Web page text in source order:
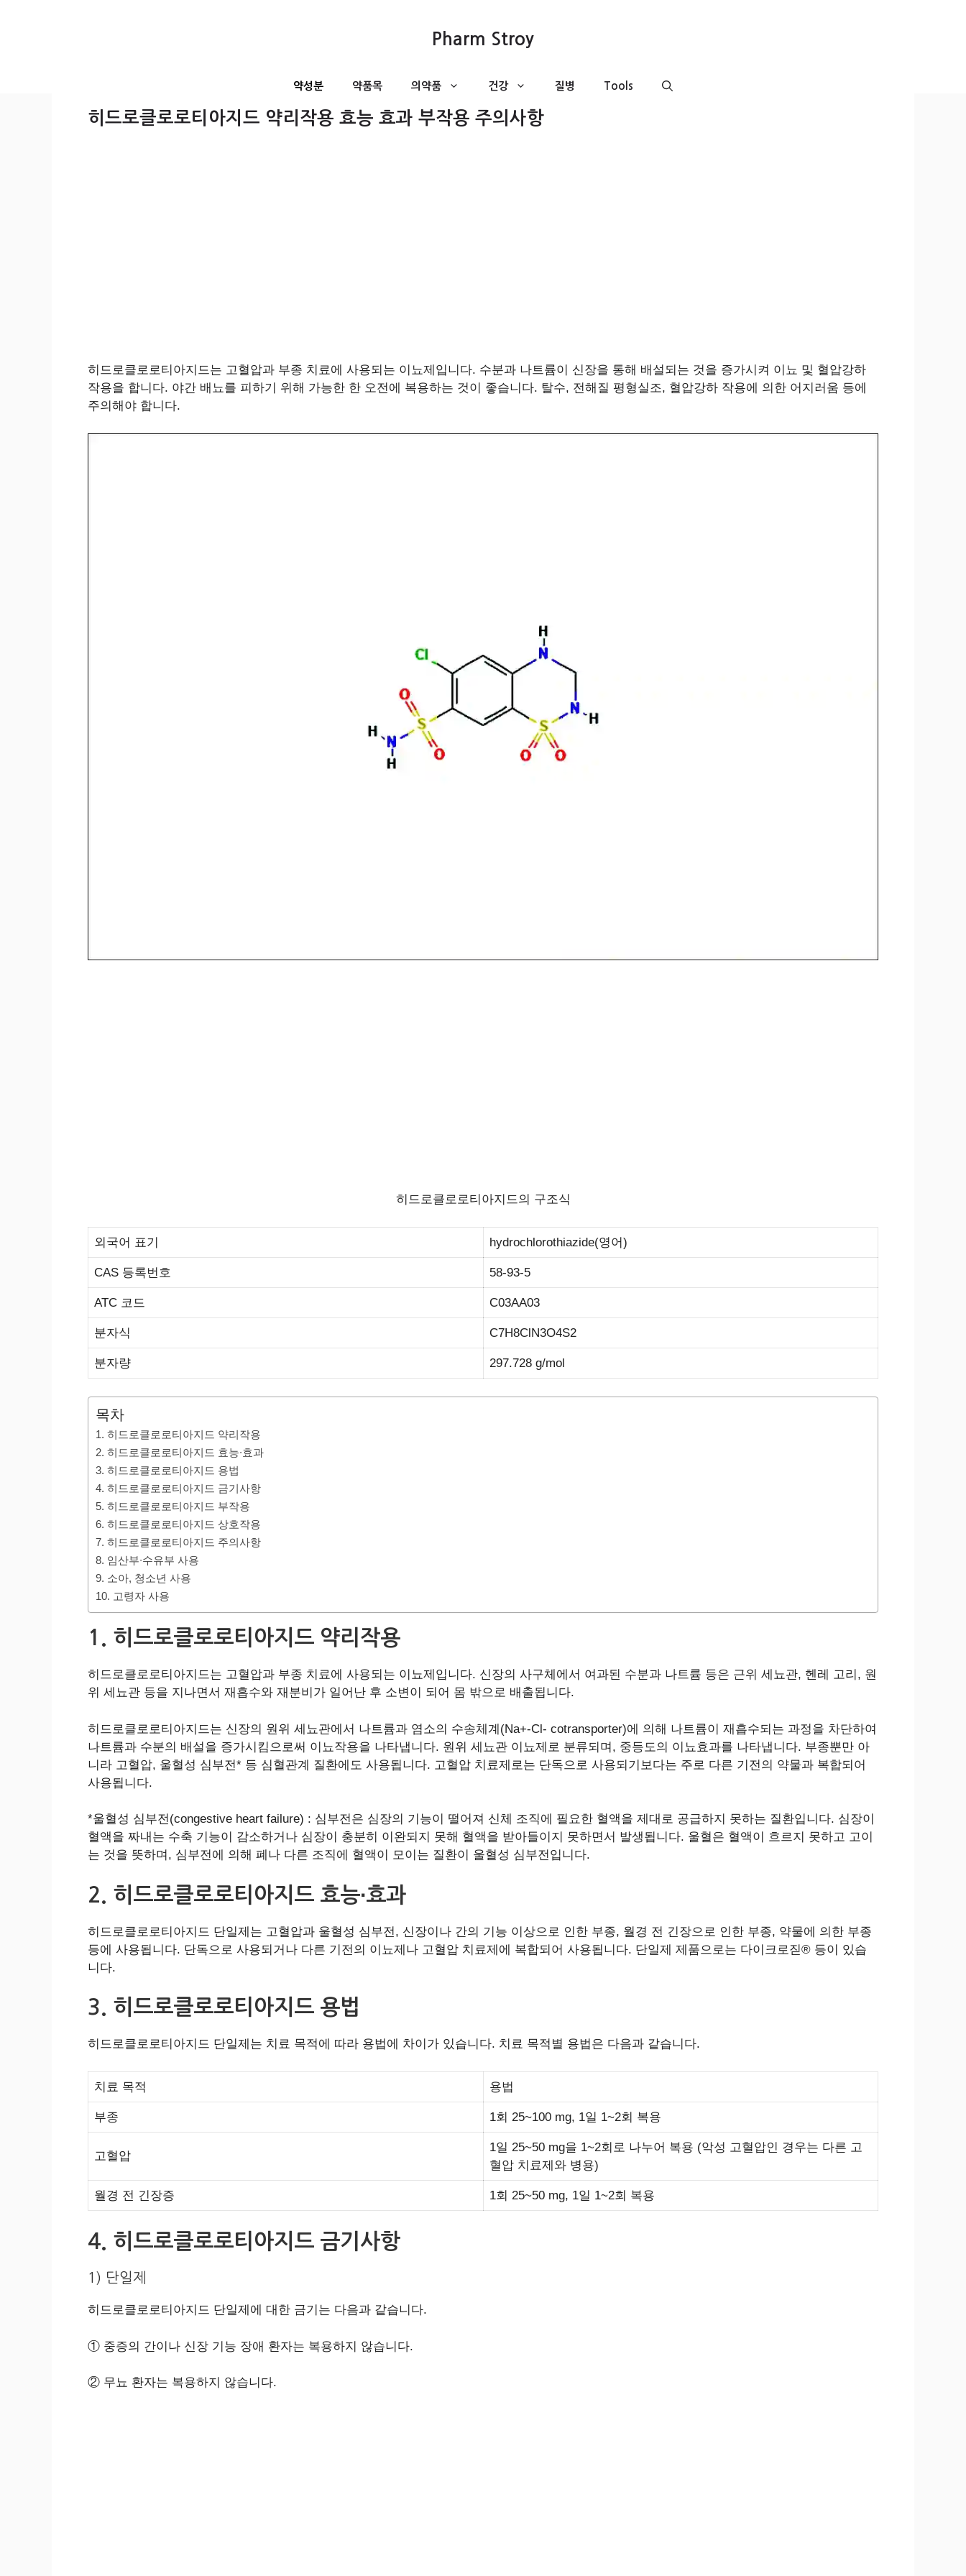
Pharm Stroy
약성분 약품목 의약품 건강 질병 Tools
히드로클로로티아지드 약리작용 효능 효과 부작용 주의사항
히드로클로로티아지드는 고혈압과 부종 치료에 사용되는 이뇨제입니다. 수분과 나트륨이 신장을 통해 배설되는 것을 증가시켜 이뇨 및 혈압강하
작용을 합니다. 야간 배뇨를 피하기 위해 가능한 한 오전에 복용하는 것이 좋습니다. 탈수, 전해질 평형실조, 혈압강하 작용에 의한 어지러움 등에
주의해야 합니다.
히드로클로로티아지드의 구조식
외국어 표기 hydrochlorothiazide(영어)
CAS 등록번호 58-93-5
ATC 코드 C03AA03
분자식 C7H8ClN3O4S2
분자량 297.728 g/mol
목차
1. 히드로클로로티아지드 약리작용
2. 히드로클로로티아지드 효능∙효과
3. 히드로클로로티아지드 용법
4. 히드로클로로티아지드 금기사항
5. 히드로클로로티아지드 부작용
6. 히드로클로로티아지드 상호작용
7. 히드로클로로티아지드 주의사항
8. 임산부∙수유부 사용
9. 소아, 청소년 사용
10. 고령자 사용
1. 히드로클로로티아지드 약리작용
히드로클로로티아지드는 고혈압과 부종 치료에 사용되는 이뇨제입니다. 신장의 사구체에서 여과된 수분과 나트륨 등은 근위 세뇨관, 헨레 고리, 원
위 세뇨관 등을 지나면서 재흡수와 재분비가 일어난 후 소변이 되어 몸 밖으로 배출됩니다.
히드로클로로티아지드는 신장의 원위 세뇨관에서 나트륨과 염소의 수송체계(Na+-Cl- cotransporter)에 의해 나트륨이 재흡수되는 과정을 차단하여
나트륨과 수분의 배설을 증가시킴으로써 이뇨작용을 나타냅니다. 원위 세뇨관 이뇨제로 분류되며, 중등도의 이뇨효과를 나타냅니다. 부종뿐만 아
니라 고혈압, 울혈성 심부전* 등 심혈관계 질환에도 사용됩니다. 고혈압 치료제로는 단독으로 사용되기보다는 주로 다른 기전의 약물과 복합되어
사용됩니다.
*울혈성 심부전(congestive heart failure) : 심부전은 심장의 기능이 떨어져 신체 조직에 필요한 혈액을 제대로 공급하지 못하는 질환입니다. 심장이
혈액을 짜내는 수축 기능이 감소하거나 심장이 충분히 이완되지 못해 혈액을 받아들이지 못하면서 발생됩니다. 울혈은 혈액이 흐르지 못하고 고이
는 것을 뜻하며, 심부전에 의해 폐나 다른 조직에 혈액이 모이는 질환이 울혈성 심부전입니다.
2. 히드로클로로티아지드 효능∙효과
히드로클로로티아지드 단일제는 고혈압과 울혈성 심부전, 신장이나 간의 기능 이상으로 인한 부종, 월경 전 긴장으로 인한 부종, 약물에 의한 부종
등에 사용됩니다. 단독으로 사용되거나 다른 기전의 이뇨제나 고혈압 치료제에 복합되어 사용됩니다. 단일제 제품으로는 다이크로짇® 등이 있습
니다.
3. 히드로클로로티아지드 용법
히드로클로로티아지드 단일제는 치료 목적에 따라 용법에 차이가 있습니다. 치료 목적별 용법은 다음과 같습니다.
치료 목적 용법
부종 1회 25~100 mg, 1일 1~2회 복용
고혈압
1일 25~50 mg을 1~2회로 나누어 복용 (악성 고혈압인 경우는 다른 고
혈압 치료제와 병용)
월경 전 긴장증 1회 25~50 mg, 1일 1~2회 복용
4. 히드로클로로티아지드 금기사항
1) 단일제
히드로클로로티아지드 단일제에 대한 금기는 다음과 같습니다.
① 중증의 간이나 신장 기능 장애 환자는 복용하지 않습니다.
② 무뇨 환자는 복용하지 않습니다.